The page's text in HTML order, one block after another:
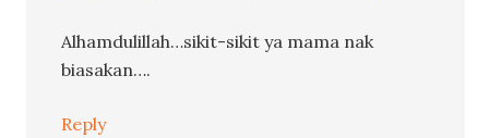
Alhamdulillah…sikit-sikit ya mama nak
biasakan….
Reply